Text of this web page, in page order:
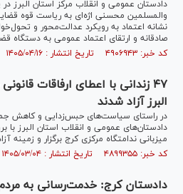
دادستان عمومی و انقلاب مرکز استان البرز
والمسلمین محسنی اژه‌ای به ریاست قوه
نشانه اعتماد به رویکرد عدالت‌محور و
صادقانه و ارتقای اعتماد عمومی به دستگاه
کد خبر: ۴۹۰۶۹۴۳ تاریخ انتشار : ۱۴۰۵/۰۴/۱۶
۴۷ زندانی با اعطای ارفاقات
البرز آزاد شدند
در راستای سیاست‌های حبس‌زدایی و
دادستان‌های عمومی و انقلاب استان البرز با
میزبانی ندامتگاه مرکزی کرج برگزار و زمینه آزادی ۴۷ زندانی
کد خبر: ۴۸۹۹۳۵۵ تاریخ انتشار : ۱۴۰۵/۰۳/۰۴
دادستان کرج: خدمت‌رسانی به